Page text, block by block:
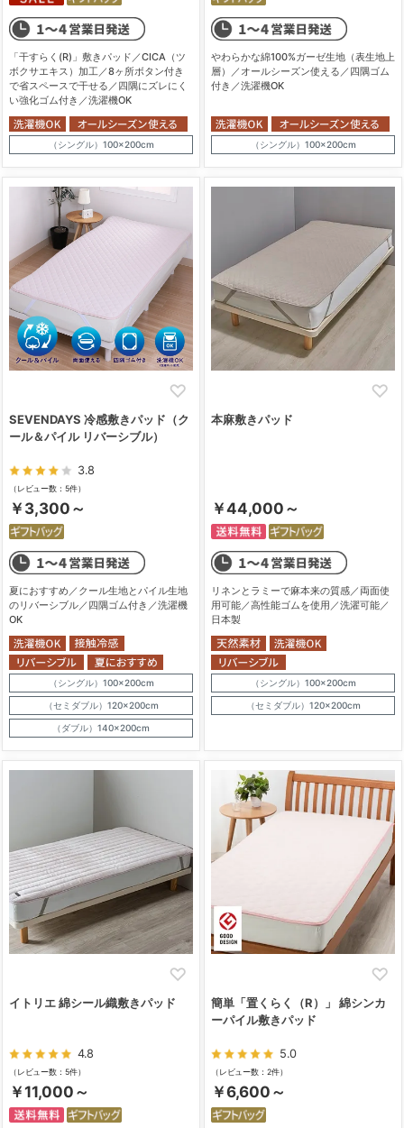
「干すらく(R)」敷きパッド／CICA（ツ
ボクサエキス）加工／8ヶ所ボタン付き
で省スペースで干せる／四隅にズレにく
い強化ゴム付き／洗濯機OK
（シングル）100×200cm
やわらかな綿100%ガーゼ生地（表生地上
層）／オールシーズン使える／四隅ゴム
付き／洗濯機OK
（シングル）100×200cm
SEVENDAYS 冷感敷きパッド（ク
ール＆パイル リバーシブル）
3.8
（レビュー数：5件）
￥3,300～
夏におすすめ／クール生地とパイル生地
のリバーシブル／四隅ゴム付き／洗濯機
OK
（シングル）100×200cm
（セミダブル）120×200cm
（ダブル）140×200cm
本麻敷きパッド
￥44,000～
リネンとラミーで麻本来の質感／両面使
用可能／高性能ゴムを使用／洗濯可能／
日本製
（シングル）100×200cm
（セミダブル）120×200cm
イトリエ 綿シール織敷きパッド
4.8
（レビュー数：5件）
￥11,000～
簡単「置くらく（R）」 綿シンカ
ーパイル敷きパッド
5.0
（レビュー数：2件）
￥6,600～